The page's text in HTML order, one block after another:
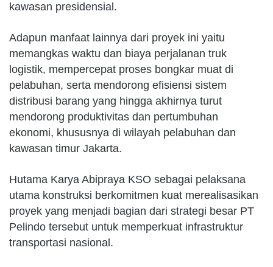
kawasan presidensial.
Adapun manfaat lainnya dari proyek ini yaitu
memangkas waktu dan biaya perjalanan truk
logistik, mempercepat proses bongkar muat di
pelabuhan, serta mendorong efisiensi sistem
distribusi barang yang hingga akhirnya turut
mendorong produktivitas dan pertumbuhan
ekonomi, khususnya di wilayah pelabuhan dan
kawasan timur Jakarta.
Hutama Karya Abipraya KSO sebagai pelaksana
utama konstruksi berkomitmen kuat merealisasikan
proyek yang menjadi bagian dari strategi besar PT
Pelindo tersebut untuk memperkuat infrastruktur
transportasi nasional.